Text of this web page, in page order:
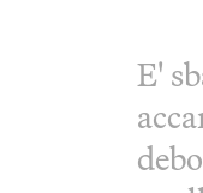
E'